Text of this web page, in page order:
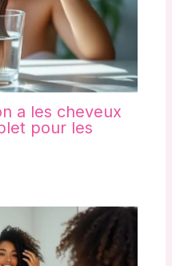
a les cheveux
pour les